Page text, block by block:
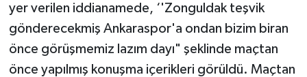
yer verilen iddianamede, ‘'Zonguldak teşvik
gönderecekmiş Ankaraspor'a ondan bizim biran
önce görüşmemiz lazım dayı" şeklinde maçtan
önce yapılmış konuşma içerikleri görüldü. Maçtan